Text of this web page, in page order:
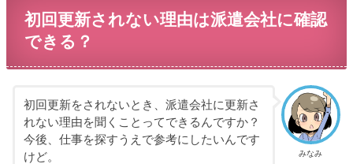
初回更新されない理由は派遣会社に確認
できる？
みなみ
初回更新をされないとき、派遣会社に更新さ
れない理由を聞くことってできるんですか？
今後、仕事を探すうえで参考にしたいんです
けど。